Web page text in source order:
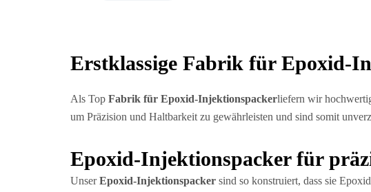
Erstklassige Fabrik für Epoxid-
Als Top Fabrik für Epoxid-Injektionspackerliefern wir
um Präzision und Haltbarkeit zu gewährleisten und sind somit
Epoxid-Injektionspacker für
UnserEpoxid-Injektionspacker sind so konstruiert, dass sie